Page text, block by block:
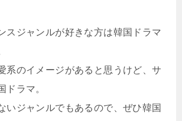
スジャンルが好きな方は韓国ドラマ
系のイメージがあると思うけど、サ
ドラマ。
いジャンルでもあるので、ぜひ韓国